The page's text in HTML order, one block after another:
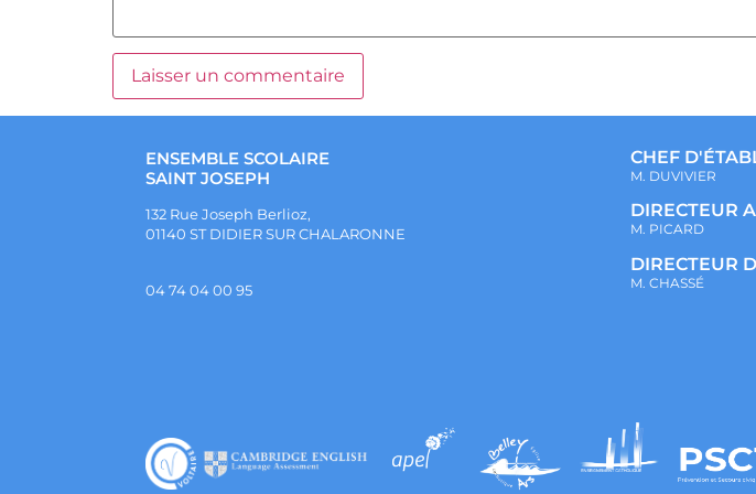
ENSEMBLE SCOLAIRE
SAINT JOSEPH
132 Rue Joseph Berlioz,
01140 ST DIDIER SUR CHALARONNE
04 74 04 00 95
CHEF
M. DUVIVIER
DIRECTEUR
M. PICARD
DIRECTEUR
M. CHASSÉ